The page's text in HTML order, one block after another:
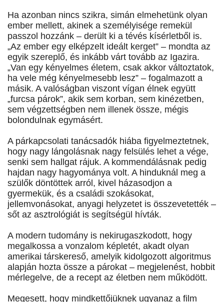
Ha azonban nincs szikra, simán elmehetünk olyan
ember mellett, akinek a személyisége remekül
passzol hozzánk – derült ki a tévés kísérletből is.
„Az ember egy elképzelt ideált kerget” – mondta az
egyik szereplő, és inkább várt tovább az Igazira.
„Van egy kényelmes életem, csak akkor változtatok,
ha vele még kényelmesebb lesz” – fogalmazott a
másik. A valóságban viszont vígan élnek együtt
„furcsa párok”, akik sem korban, sem kinézetben,
sem végzettségben nem illenek össze, mégis
bolondulnak egymásért.
A párkapcsolati tanácsadók hiába figyelmeztetnek,
hogy nagy lángolásnak nagy felsülés lehet a vége,
senki sem hallgat rájuk. A kommendálásnak pedig
hajdan nagy hagyománya volt. A hinduknál meg a
szülők döntöttek arról, kivel házasodjon a
gyermekük, és a családi szokásokat,
jellemvonásokat, anyagi helyzetet is összevetették –
sőt az asztrológiát is segítségül hívták.
A modern tudomány is nekirugaszkodott, hogy
megalkossa a vonzalom képletét, akadt olyan
amerikai társkereső, amelyik kidolgozott algoritmus
alapján hozta össze a párokat – megjelenést, hobbit
mérlegelve, de a recept az életben nem működött.
Megesett, hogy mindkettőjüknek ugyanaz a film